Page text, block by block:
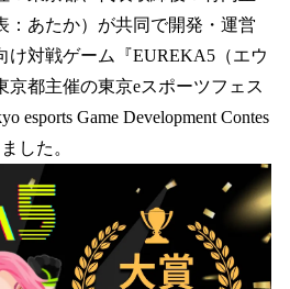
：あたか）が共同で開発・運営
け対戦ゲーム『EUREKA5（エウ
京都主催の東京eスポーツフェス
esports Game Development Contes
した。